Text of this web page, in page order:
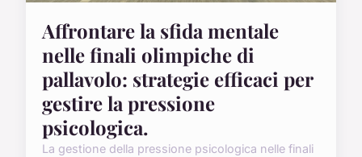
Affrontare la sfida mentale
nelle finali olimpiche di
pallavolo: strategie efficaci per
gestire la pressione
psicologica.
La gestione della pressione psicologica nelle finali